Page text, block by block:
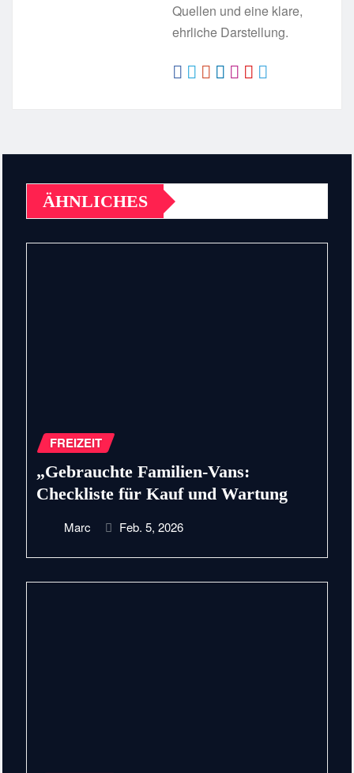
Quellen und eine klare,
ehrliche Darstellung.
ÄHNLICHES
FREIZEIT
„Gebrauchte Familien-Vans:
Checkliste für Kauf und Wartung
Marc Feb. 5, 2026